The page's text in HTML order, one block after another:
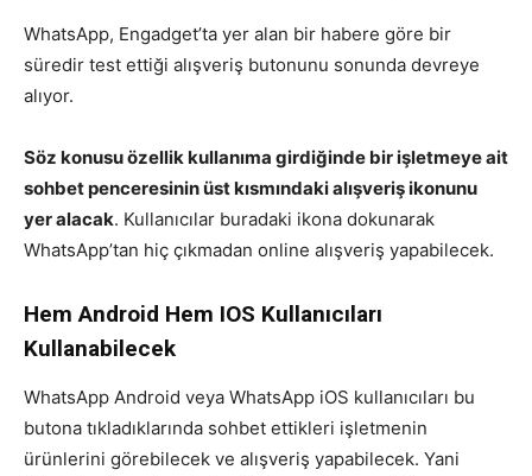
WhatsApp, Engadget’ta yer alan bir habere göre bir
süredir test ettiği alışveriş butonunu sonunda devreye
alıyor.
Söz konusu özellik kullanıma girdiğinde bir işletmeye ait
sohbet penceresinin üst kısmındaki alışveriş ikonunu
yer alacak. Kullanıcılar buradaki ikona dokunarak
WhatsApp’tan hiç çıkmadan online alışveriş yapabilecek.
Hem Android Hem IOS Kullanıcıları
Kullanabilecek
WhatsApp Android veya WhatsApp iOS kullanıcıları bu
butona tıkladıklarında sohbet ettikleri işletmenin
ürünlerini görebilecek ve alışveriş yapabilecek. Yani